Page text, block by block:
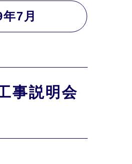
7月
事説明会